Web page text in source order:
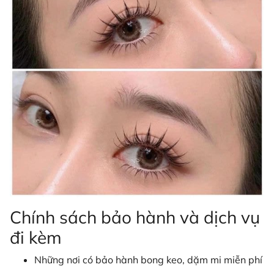
Chính sách bảo hành và dịch vụ
đi kèm
Những nơi có bảo hành bong keo, dặm mi miễn phí